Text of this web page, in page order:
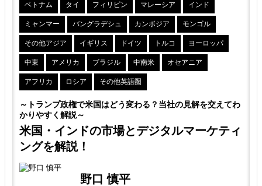
ベトナム タイ フィリピン マレーシア インド
ミャンマー バングラデシュ カンボジア モンゴル
その他アジア イギリス ドイツ トルコ ヨーロッパ
中東 アメリカ ブラジル 中南米 オセアニア
アフリカ ロシア その他英語圏
～トランプ政権で米国はどう変わる？当社の見解を交えてわ
かりやすく解説～
米国・インドの市場とデジタルマーケティ
ングを解説！
野口 慎平